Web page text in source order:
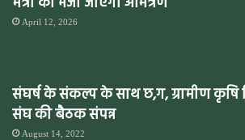
April 12, 2026
संघर्ष के संकल्प के साथ छ,ग, ग्रामीण कृषि
संघ की बैठक संपन्न
August 14, 2022